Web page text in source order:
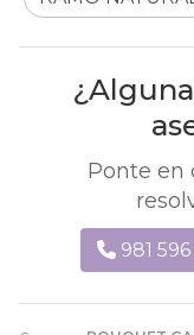
Ponte en
981